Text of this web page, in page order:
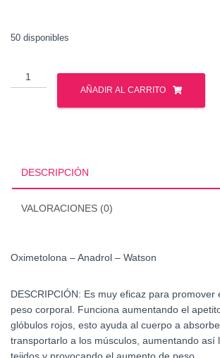
50 disponibles
Oximetolona
-
AÑADIR AL CARRITO
DESCRIPCIÓN
VALORACIONES (0)
Oximetolona – Anadrol – Watson
DESCRIPCIÓN: Es muy eficaz para promover
peso corporal. Funciona aumentando el
glóbulos rojos, esto ayuda al cuerpo a
transportarlo a los músculos, aumentando así